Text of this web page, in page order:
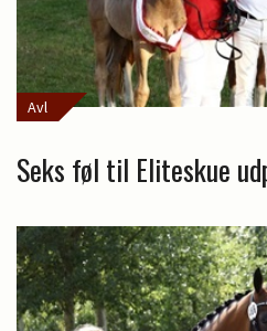
Avl
Seks føl til Eliteskue